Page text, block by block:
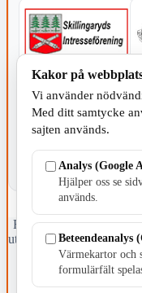
KOMMUNEN
Fristående
ut tidningen
april 2026 omfattar
Värnamo
Kakor på
Vi använder
Med ditt samtycke
sajten används.
Analys (Google
Hjälper oss se
används.
Beteendeanalys
Värmekartor och
formulärfält